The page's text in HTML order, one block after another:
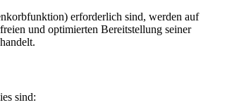
erforderlich sind, werden auf
und optimierten Bereitstellung seiner
sind: